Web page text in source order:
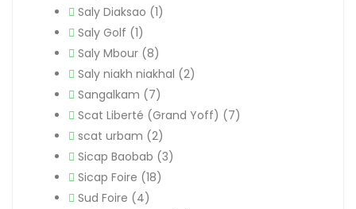
Saly Diaksao (1)
Saly Golf (1)
Saly Mbour (8)
Saly niakh niakhal (2)
Sangalkam (7)
Scat Liberté (Grand Yoff) (7)
scat urbam (2)
Sicap Baobab (3)
Sicap Foire (18)
Sud Foire (4)